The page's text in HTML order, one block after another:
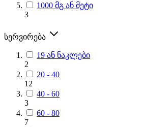
1000 მგ ან მეტი
3
სერვირება
19 ან ნაკლები
2
20 - 40
12
40 - 60
3
60 - 80
7